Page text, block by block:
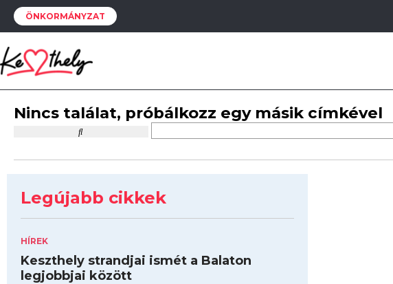
ÖNKORMÁNYZAT
Nincs találat, próbálkozz egy másik címkével
Legújabb cikkek
HÍREK
Keszthely strandjai ismét a Balaton
legjobbjai között